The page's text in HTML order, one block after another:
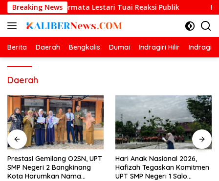
Langsung
ke
konten
Breaking News
Permata Lestari Tuai Reaksi Publik Prestasi
Berita Daerah Bengkalis Dumai Indragiri Hilir Indragiri
Daerah
Prestasi Gemilang O2SN, UPT
SMP Negeri 2 Bangkinang
Kota Harumkan Nama
Hari Anak Nasional 2026,
Hafizah Tegaskan Komitmen
UPT SMP Negeri 1 Salo